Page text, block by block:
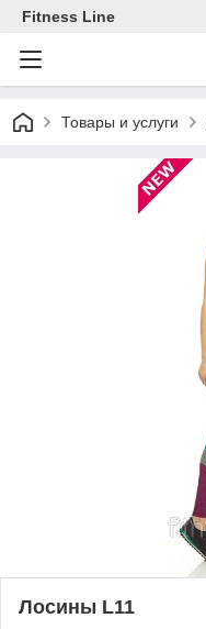
Fitness Line
Товары и услуги
Лосины L11